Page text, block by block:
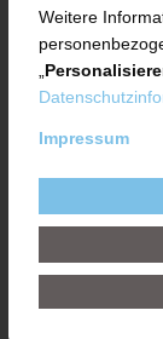
einem
haben
Uth. „Wir
Weitere
„
Impressum